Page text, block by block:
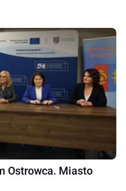
Ostrowca. Miasto